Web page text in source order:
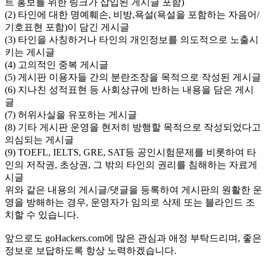
트 홍보를 위한 링크가 삽입된 게시글 포함)
(2) 타인에 대한 명예훼손, 비방,욕설(욕설을 포함하는 자음어/
기호표현 포함)이 담긴 게시글
(3) 타인을 사칭하거나 타인의 개인정보를 의도적으로 노출시
키는 게시글
(4) 고의적인 중복 게시글
(5) 게시판 이용자들 간의 분란조장을 목적으로 작성된 게시글
(6) 지나친 성적표현 등 사회상규에 반하는 내용을 담은 게시
글
(7) 허위사실을 유포하는 게시글
(8) 기타 게시판 운영을 현저히 방행할 목적으로 작성되었다고
의심되는 게시글
(9) TOEFL, IELTS, GRE, SAT등 공인시험문제를 비롯하여 타
인의 저작권, 초상권, 그 밖의 타인의 권리를 침해하는 자료게
시글
위와 같은 내용의 게시글/댓글을 등록하여 게시판의 원활한 운
영을 방해하는 경우, 운영자가 임의로 삭제 또는 블라인드 조
치할 수 있습니다.
앞으로도 goHackers.com에 많은 관심과 애정 부탁드리며, 좋은
정보로 보답하도록 항상 노력하겠습니다.